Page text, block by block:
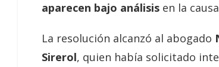
aparecen bajo análisis en la
La resolución alcanzó al abogado
Sirerol, quien había solicitado